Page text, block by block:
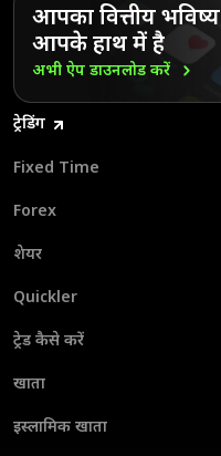
आपका वित्तीय भविष्य
आपके हाथ में है
अभी ऐप डाउनलोड करें
ट्रेडिंग
Fixed Time
Forex
शेयर
Quickler
ट्रेड कैसे करें
खाता
इस्लामिक खाता